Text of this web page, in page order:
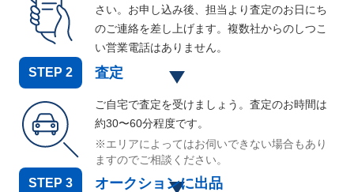
さい。お申し込み後、担当より査定のお日にち
のご連絡を差し上げます。複数社からのしつこ
い営業電話はありません。
STEP 2 査定
ご自宅で査定を受けましょう。査定のお時間は
約30〜60分程度です。
※エリアによってはお伺いできない場合もあり
ますのでご相談ください。
STEP 3 オークションに出品